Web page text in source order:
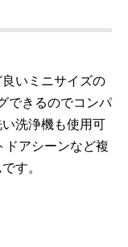
いミニサイズの
できるのでコンパ
洗浄機も使用可
ドアシーンなど複
す。